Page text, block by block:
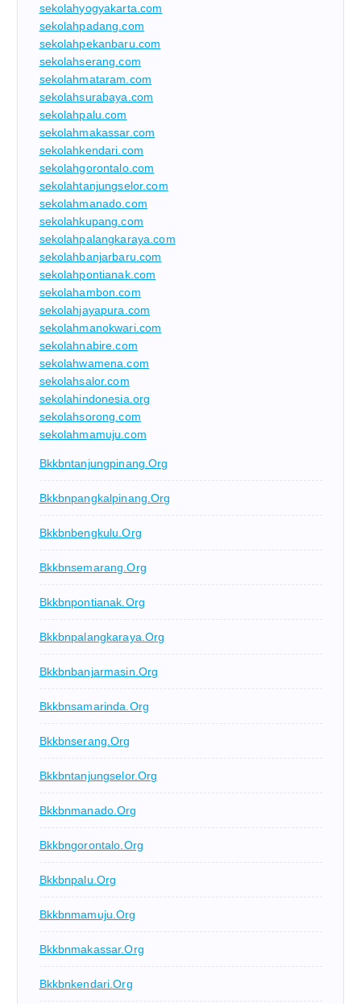
sekolahyogyakarta.com
sekolahpadang.com
sekolahpekanbaru.com
sekolahserang.com
sekolahmataram.com
sekolahsurabaya.com
sekolahpalu.com
sekolahmakassar.com
sekolahkendari.com
sekolahgorontalo.com
sekolahtanjungselor.com
sekolahmanado.com
sekolahkupang.com
sekolahpalangkaraya.com
sekolahbanjarbaru.com
sekolahpontianak.com
sekolahambon.com
sekolahjayapura.com
sekolahmanokwari.com
sekolahnabire.com
sekolahwamena.com
sekolahsalor.com
sekolahindonesia.org
sekolahsorong.com
sekolahmamuju.com
Bkkbntanjungpinang.org
Bkkbnpangkalpinang.org
Bkkbnbengkulu.org
Bkkbnsemarang.org
Bkkbnpontianak.org
Bkkbnpalangkaraya.org
Bkkbnbanjarmasin.org
Bkkbnsamarinda.org
Bkkbnserang.org
Bkkbntanjungselor.org
Bkkbnmanado.org
Bkkbngorontalo.org
Bkkbnpalu.org
Bkkbnmamuju.org
Bkkbnmakassar.org
Bkkbnkendari.org